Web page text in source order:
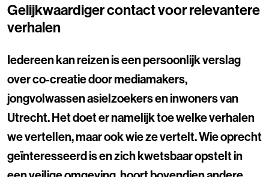
Gelijkwaardiger contact voor relevantere
verhalen
Iedereen kan reizen is een persoonlijk verslag
over co-creatie door mediamakers,
jongvolwassen asielzoekers en inwoners van
Utrecht. Het doet er namelijk toe welke verhalen
we vertellen, maar ook wie ze vertelt. Wie oprecht
geïnteresseerd is en zich kwetsbaar opstelt in